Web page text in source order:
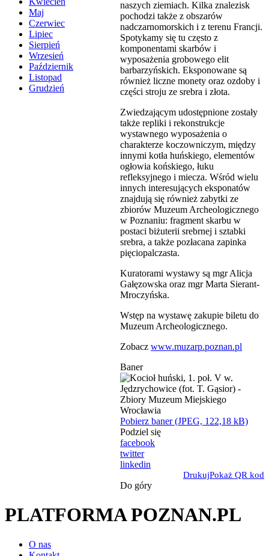
Maj
Czerwiec
Lipiec
Sierpień
Wrzesień
Październik
Listopad
Grudzień
naszych ziemiach. Kilka znalezisk
pochodzi także z obszarów
nadczarnomorskich i z terenu Francji.
Spotykamy się tu często z
komponentami skarbów i
wyposażenia grobowego elit
barbarzyńskich. Eksponowane są
również liczne monety oraz ozdoby i
części stroju ze srebra i złota.
Zwiedzającym udostępnione zostały
także repliki i rekonstrukcje
wystawnego wyposażenia o
charakterze koczowniczym, między
innymi kotła huńskiego, elementów
ogłowia końskiego, łuku
refleksyjnego i miecza. Wśród wielu
innych interesujących eksponatów
znajdują się również zabytki ze
zbiorów Muzeum Archeologicznego
w Poznaniu: fragment skarbu w
postaci biżuterii srebrnej i sztabki
srebra, a także pozłacana zapinka
pięciopalczasta.
Kuratorami wystawy są mgr Alicja
Gałęzowska oraz mgr Marta Sierant-
Mroczyńska.
Wstęp na wystawę zakupie biletu do
Muzeum Archeologicznego.
Zobacz www.muzarp.poznan.pl
Baner
Pobierz baner (JPEG, 122,18 kB)
Podziel się
facebook
twitter
linkedin
DrukujPokaż QR kod
Do góry
PLATFORMA POZNAN.PL
O nas